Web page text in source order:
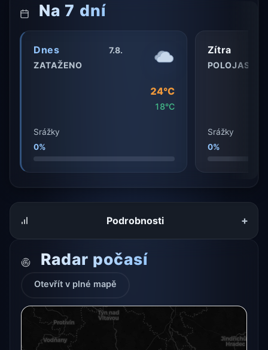
Na 7 dní
Dnes
7.8.
ZATAŽENO
24°C
18°C
Srážky
0%
Zítra
POLOJASNO
Srážky
0%
Podrobnosti +
Radar počasí
Otevřít v plné mapě